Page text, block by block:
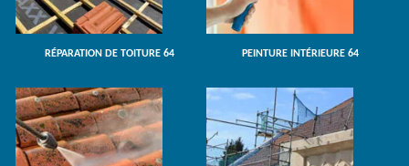
RÉPARATION DE TOITURE 64 PEINTURE INTÉRIEURE 64